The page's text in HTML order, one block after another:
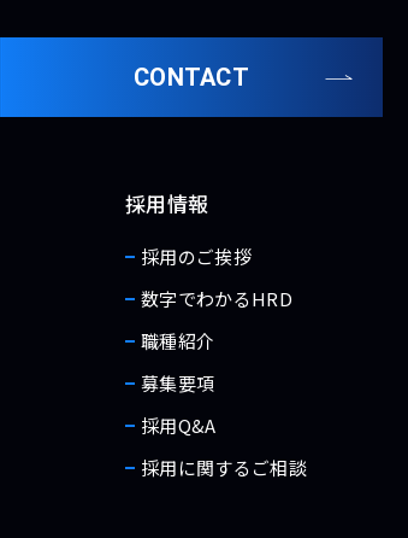
CONTACT
採用情報
採用のご挨拶
数字でわかるHRD
職種紹介
募集要項
採用Q&A
採用に関するご相談